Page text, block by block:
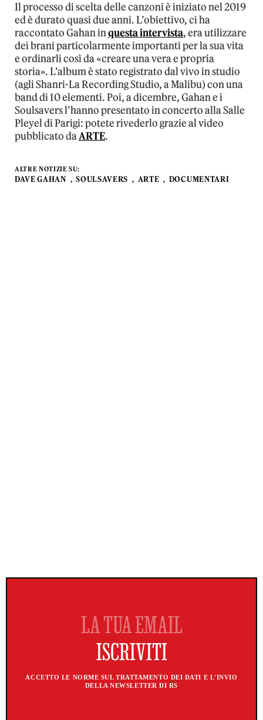
Il processo di scelta delle canzoni è iniziato nel 2019
ed è durato quasi due anni. L’obiettivo, ci ha
raccontato Gahan inquesta intervista, era utilizzare
dei brani particolarmente importanti per la sua vita
e ordinarli così da «creare una vera e propria
storia». L’album è stato registrato dal vivo in studio
(agli Shanri-La Recording Studio, a Malibu) con una
band di 10 elementi. Poi, a dicembre, Gahan e i
Soulsavers l’hanno presentato in concerto alla Salle
Pleyel di Parigi: potete rivederlo grazie al video
pubblicato daARTE.
ALTRE NOTIZIE SU:
DAVE GAHAN SOULSAVERS ARTE DOCUMENTARI
ACCETTO LE NORME SUL TRATTAMENTO DEI DATI E L'INVIO
DELLA NEWSLETTER DI RS